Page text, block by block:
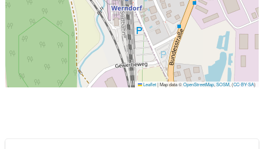
Leaflet|Map data ©OpenStreetMap ,SOSM , (CC-BY-SA)